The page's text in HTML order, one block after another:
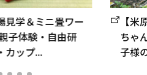
見学＆ミニ畳ワー
子体験・自由研
カップ...
【
ちゃ
子様